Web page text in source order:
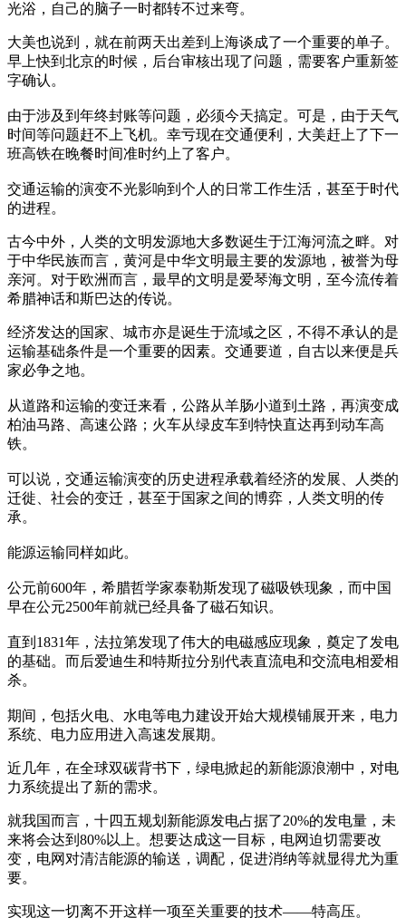
光浴，自己的脑子一时都转不过来弯。
大美也说到，就在前两天出差到上海谈成了一个重要的单子。
早上快到北京的时候，后台审核出现了问题，需要客户重新签
字确认。
由于涉及到年终封账等问题，必须今天搞定。可是，由于天气
时间等问题赶不上飞机。幸亏现在交通便利，大美赶上了下一
班高铁在晚餐时间准时约上了客户。
交通运输的演变不光影响到个人的日常工作生活，甚至于时代
的进程。
古今中外，人类的文明发源地大多数诞生于江海河流之畔。对
于中华民族而言，黄河是中华文明最主要的发源地，被誉为母
亲河。对于欧洲而言，最早的文明是爱琴海文明，至今流传着
希腊神话和斯巴达的传说。
经济发达的国家、城市亦是诞生于流域之区，不得不承认的是
运输基础条件是一个重要的因素。交通要道，自古以来便是兵
家必争之地。
从道路和运输的变迁来看，公路从羊肠小道到土路，再演变成
柏油马路、高速公路；火车从绿皮车到特快直达再到动车高
铁。
可以说，交通运输演变的历史进程承载着经济的发展、人类的
迁徙、社会的变迁，甚至于国家之间的博弈，人类文明的传
承。
能源运输同样如此。
公元前600年，希腊哲学家泰勒斯发现了磁吸铁现象，而中国
早在公元2500年前就已经具备了磁石知识。
直到1831年，法拉第发现了伟大的电磁感应现象，奠定了发电
的基础。而后爱迪生和特斯拉分别代表直流电和交流电相爱相
杀。
期间，包括火电、水电等电力建设开始大规模铺展开来，电力
系统、电力应用进入高速发展期。
近几年，在全球双碳背书下，绿电掀起的新能源浪潮中，对电
力系统提出了新的需求。
就我国而言，十四五规划新能源发电占据了20%的发电量，未
来将会达到80%以上。想要达成这一目标，电网迫切需要改
变，电网对清洁能源的输送，调配，促进消纳等就显得尤为重
要。
实现这一切离不开这样一项至关重要的技术——特高压。